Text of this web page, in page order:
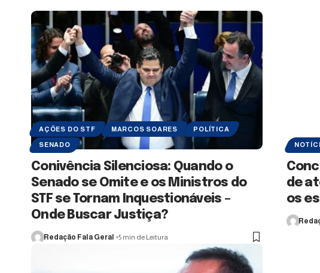
AÇÕES DO STF MARCOS SOARES POLÍTICA
SENADO
Conivência Silenciosa: Quando o
Senado se Omite e os Ministros do
STF se Tornam Inquestionáveis –
Onde Buscar Justiça?
Redação Fala Geral 5 min de Leitura
de
os